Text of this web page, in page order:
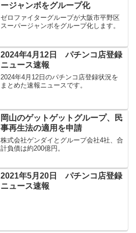
ージャンボをグループ化
ゼロファイターグループが大阪市平野区
スーパージャンボをグループ化します。
2024年4月12日 パチンコ店登録
ニュース速報
2024年4月12日のパチンコ店登録状況を
まとめた速報ニュースです。
岡山のゲットゲットグループ、民
事再生法の適用を申請
株式会社ゲンダイとグループ会社4社、合
計負債は約200億円。
2021年5月20日 パチンコ店登録
ニュース速報